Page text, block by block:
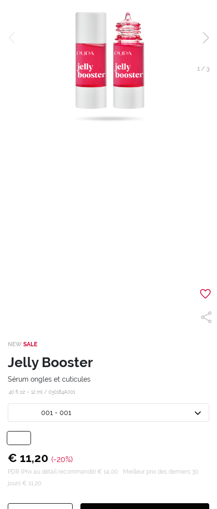
1/ 3
NEW SALE
Jelly Booster
Sérum ongles et cuticules
.40 fl oz – 12 ml / 030184A001
001 - 001
€ 11,20 (-20%)
PDR (Prix au détail recommandé) € 14,00
Meilleur prix des derniers 30
jours € 11,20